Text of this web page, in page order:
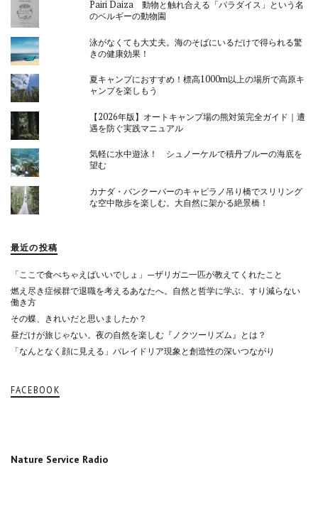
Pairi Daiza 動物と触れ合える「パラダイス」という名
のベルギーの動物園
泳がなくても大丈夫。海のそばにいるだけで得られる驚
きの健康効果！
夏キャンプにおすすめ！標高1000m以上の場所で高原キ
ャンプを楽しもう
【2026年版】オートキャンプ場の熊対策完全ガイド｜遭
遇を防ぐ実践マニュアル
気軽に水中遊泳！ シュノーケルで積丹ブルーの海底を
望む
カナダ・バンクーバーのキャピラノ吊り橋でスリリング
な空中散歩を楽しむ。大自然に架かる絶景橋！
最近の投稿
「ここで食べちゃえばいいでしょ」—ザリガニ一匹が教えてくれたこと
燃え尽き症候群で退職を考えるあなたへ。自然と哲学に学ぶ、すり減らない
働き方
その蝶、きれいだと思いましたか？
昼だけが旅じゃない。夜の自然を楽しむ『ノクツーリズム』とは？
「なんとなく顔に見える」パレイドリア現象と創造性の深いつながり
FACEBOOK
Nature Service Radio